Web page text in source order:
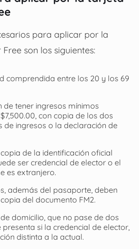
para aplicar por la
son los siguientes:
comprendida entre los 20 y los 69
de tener ingresos mínimos
con copia de los dos
de ingresos o la declaración de
de la identificación oficial
ser credencial de elector o el
es extranjero.
además del pasaporte, deben
del documento FM2.
domicilio, que no pase de dos
presenta si la credencial de elector,
distinta a la actual.